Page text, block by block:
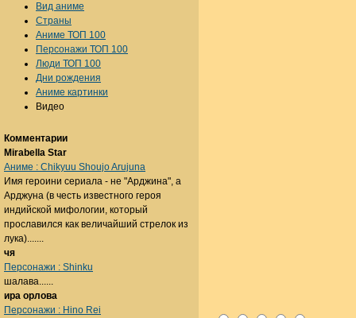
Вид аниме
Страны
Аниме ТОП 100
Персонажи ТОП 100
Люди ТОП 100
Дни рождения
Аниме картинки
Видео
Комментарии
Mirabella Star
Аниме : Chikyuu Shoujo Arujuna
Имя героини сериала - не "Арджина", а
Арджуна (в честь известного героя
индийской мифологии, который
прославился как величайший стрелок из
лука).......
чя
Персонажи : Shinku
шалава......
ира орлова
Персонажи : Hino Rei